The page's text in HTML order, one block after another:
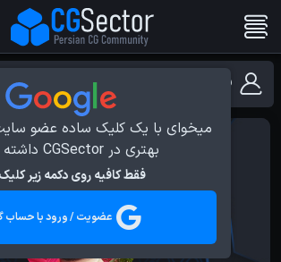
میخوای با یک کلیک ساده عضو
بهتری در CGSector داشته باشی؟
فقط کافیه روی دکمه زیر
عضویت / ورود با حساب
فهرست کاربران نرم افزار Maya